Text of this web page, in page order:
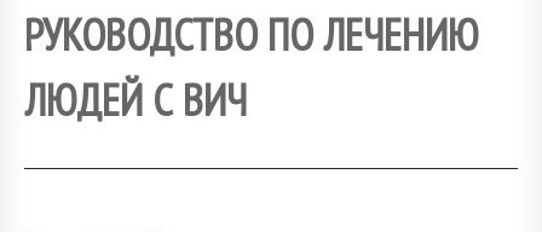
РУКОВОДСТВО ПО ЛЕЧЕНИЮ
ЛЮДЕЙ С ВИЧ